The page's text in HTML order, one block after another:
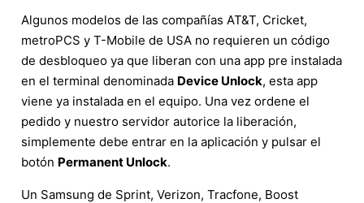
Algunos modelos de las compañías AT&T, Cricket,
metroPCS y T-Mobile de USA no requieren un código
de desbloqueo ya que liberan con una app pre instalada
en el terminal denominada Device Unlock, esta app
viene ya instalada en el equipo. Una vez ordene el
pedido y nuestro servidor autorice la liberación,
simplemente debe entrar en la aplicación y pulsar el
botón Permanent Unlock.
Un Samsung de Sprint, Verizon, Tracfone, Boost